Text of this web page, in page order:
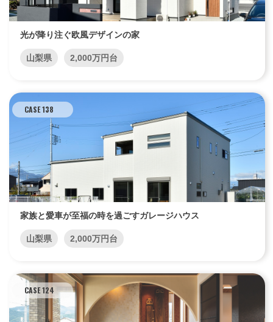
光が降り注ぐ欧風デザインの家
山梨県 2,000万円台
CASE 138
家族と愛車が至福の時を過ごすガレージハウス
山梨県 2,000万円台
CASE 124